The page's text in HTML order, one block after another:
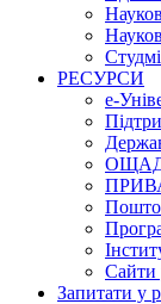
РЕСУРСИ
е-
Сайти
Запитати у